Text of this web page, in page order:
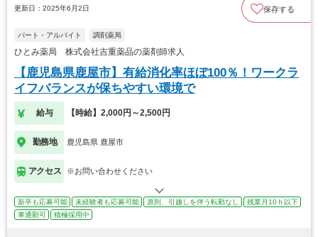
更新日：2025年6月2日 保存する
パート・アルバイト 調剤薬局
ひとみ薬局 株式会社吉重薬品の薬剤師求人
【鹿児島県鹿屋市】有給消化率ほぼ100％！ワークラ
イフバランスが保ちやすい環境で
給与 【時給】2,000円～2,500円
勤務地 鹿児島県 鹿屋市
アクセス ※お問い合わせください
新卒も応募可能 未経験者も応募可能 原則、引越しを伴う転勤なし
残業月10ｈ以下
車通勤可
積極採用中